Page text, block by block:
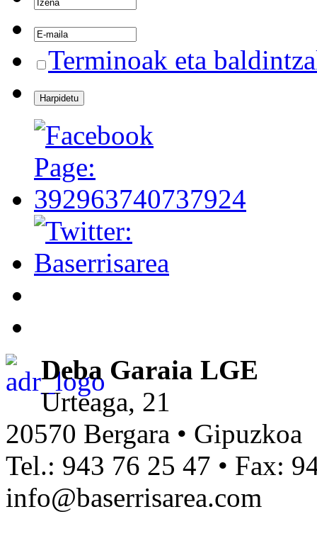
Terminoak eta
Deba Garaia LGE
Urteaga, 21
20570 Bergara • Gipuzkoa
Tel.: 943 76 25 47 • Fax:
info@baserrisarea.com